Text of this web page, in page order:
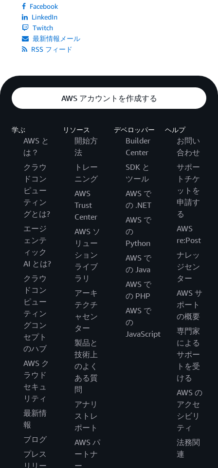
Facebook
LinkedIn
Twitch
最新情報メール
RSS フィード
AWS アカウントを作成する
学ぶ
AWS と
は？
クラウ
ドコン
ピュー
ティン
グとは?
エージ
ェンテ
ィック
AI とは?
クラウ
ドコン
ピュー
ティン
グコン
セプト
のハブ
AWS ク
ラウド
セキュ
リティ
最新情
報
ブログ
プレス
リリー
リソース
開始方
法
トレー
ニング
AWS
Trust
Center
AWS ソ
リュー
ション
ライブ
ラリ
アーキ
テクチ
ャセン
ター
製品と
技術上
のよく
ある質
問
アナリ
ストレ
ポート
AWS パ
ートナ
ー
デベロッパー
Builder
Center
SDK と
ツール
AWS で
の .NET
AWS で
の
Python
AWS で
の Java
AWS で
の PHP
AWS で
の
JavaScript
ヘルプ
お問い
合わせ
サポー
トチケ
ットを
申請す
る
AWS
re:Post
ナレッ
ジセン
ター
AWS サ
ポート
の概要
専門家
による
サポー
トを受
ける
AWS の
アクセ
シビリ
ティ
法務関
連